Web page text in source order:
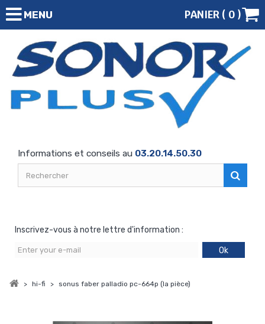
MENU PANIER ( 0 )
Informations et conseils au 03.20.14.50.30
Inscrivez-vous à notre lettre d'information :
Ok
> hi-fi > sonus faber palladio pc-664p (la pièce)